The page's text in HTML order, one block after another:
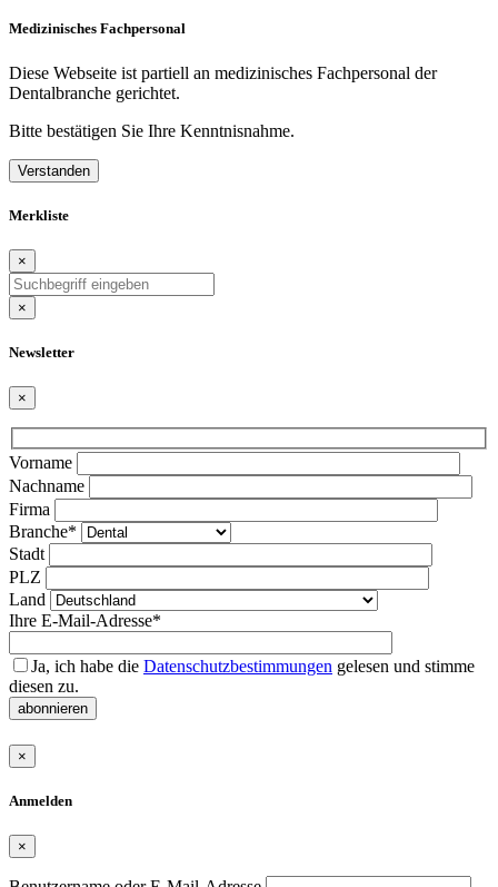
Medizinisches Fachpersonal
Diese Webseite ist partiell an medizinisches Fachpersonal der
Dentalbranche gerichtet.
Bitte bestätigen Sie Ihre Kenntnisnahme.
Verstanden
Merkliste
×
×
Newsletter
×
Bitte
lasse
dieses
Feld
leer.
Vorname
Nachname
Firma
Branche*
Stadt
PLZ
Land
Ihre E-Mail-Adresse*
Ja, ich habe die Datenschutzbestimmungen gelesen und stimme
diesen zu.
abonnieren
×
Anmelden
×